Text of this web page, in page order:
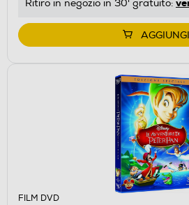
Ritiro in negozio in 30' gratuito:
AGGIUNGI
FILM DVD